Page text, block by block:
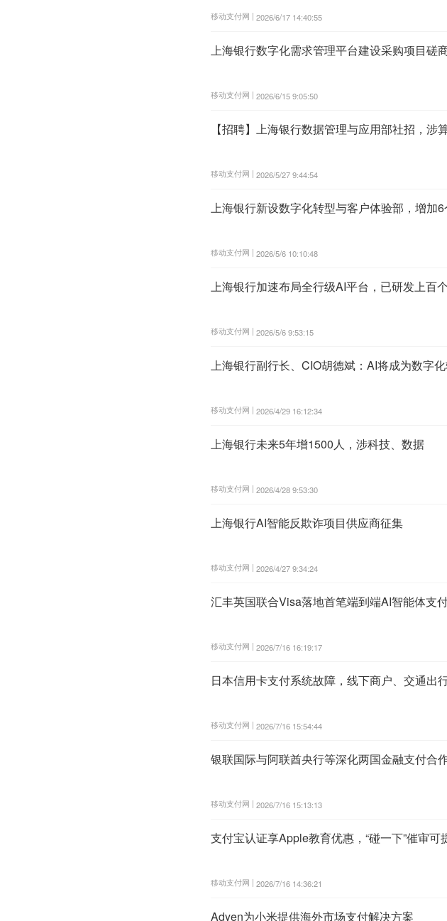
移动支付网 | 2026/6/17 14:40:55
上海银行数字化需求管理平台建设采购项目磋
移动支付网 | 2026/6/15 9:05:50
【招聘】上海银行数据管理与应用部社招，
移动支付网 | 2026/5/27 9:44:54
上海银行新设数字化转型与客户体验部，增加
移动支付网 | 2026/5/6 10:10:48
上海银行加速布局全行级AI平台，已研发上百
移动支付网 | 2026/5/6 9:53:15
上海银行副行长、CIO胡德斌：AI将成为数字
移动支付网 | 2026/4/29 16:12:34
上海银行未来5年增1500人，涉科技、数据
移动支付网 | 2026/4/28 9:53:30
上海银行AI智能反欺诈项目供应商征集
移动支付网 | 2026/4/27 9:34:24
汇丰英国联合Visa落地首笔端到端AI智能体支
移动支付网 | 2026/7/16 16:19:17
日本信用卡支付系统故障，线下商户、交通出
移动支付网 | 2026/7/16 15:54:44
银联国际与阿联酋央行等深化两国金融支付合
移动支付网 | 2026/7/16 15:13:13
支付宝认证享Apple教育优惠，“碰一下”催审可
移动支付网 | 2026/7/16 14:36:21
Adyen为小米提供海外市场支付解决方案